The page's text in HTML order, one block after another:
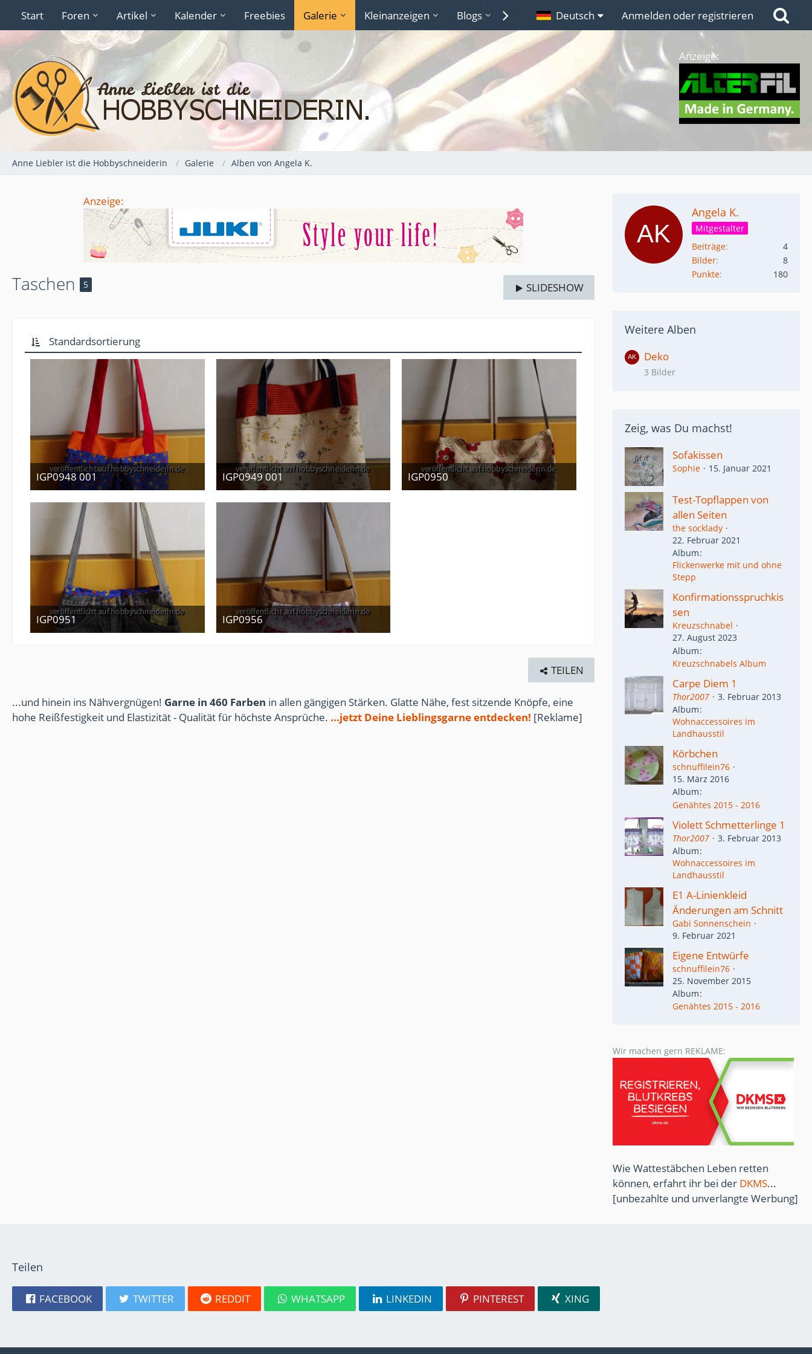
Start Foren Artikel Kalender Freebies Galerie Kleinanzeigen Blogs Lexikon Links
Deutsch Anmelden oder registrieren
Anzeige:
Anne Liebler ist die Hobbyschneiderin Galerie Alben von Angela K.
Anzeige:
Taschen 5 SLIDESHOW
Standardsortierung
IGP0948 001
12. Januar 2013
IGP0949 001
12. Januar 2013
IGP0950
12. Januar 2013
IGP0951
12. Januar 2013
IGP0956
12. Januar 2013
TEILEN
...und hinein ins Nähvergnügen! Garne in 460 Farben in allen gängigen Stärken. Glatte Nähe, fest sitzende Knöpfe, eine
hohe Reißfestigkeit und Elastizität - Qualität für höchste Ansprüche. ...jetzt Deine Lieblingsgarne entdecken! [Reklame]
Angela K.
Mitgestalter
Beiträge
4
Bilder
8
Punkte
180
Weitere Alben
Deko
3 Bilder
Zeig, was Du machst!
Sofakissen
Sophie 15. Januar 2021
Test-Topflappen von
allen Seiten
the socklady
22. Februar 2021
Album
Flickenwerke mit und ohne
Stepp
Konfirmationsspruchkis
sen
Kreuzschnabel
27. August 2023
Album
Kreuzschnabels Album
Carpe Diem 1
Thor2007
3. Februar 2013
Album
Wohnaccessoires im
Landhausstil
Körbchen
schnuffilein76
15. März 2016
Album
Genähtes 2015 - 2016
Violett Schmetterlinge 1
Thor2007
3. Februar 2013
Album
Wohnaccessoires im
Landhausstil
E1 A-Linienkleid
Änderungen am Schnitt
Gabi Sonnenschein
9. Februar 2021
Eigene Entwürfe
schnuffilein76
25. November 2015
Album
Genähtes 2015 - 2016
Wir machen gern REKLAME:
Wie Wattestäbchen Leben retten
können, erfahrt ihr bei der DKMS...
[unbezahlte und unverlangte Werbung]
Teilen
FACEBOOK TWITTER REDDIT WHATSAPP LINKEDIN PINTEREST XING